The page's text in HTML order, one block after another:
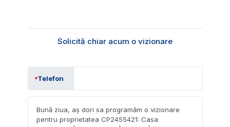
Solicită chiar acum o vizionare
Telefon